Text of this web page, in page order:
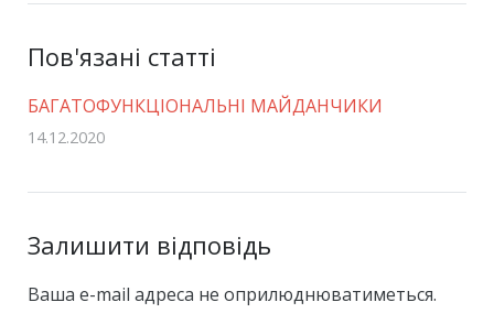
Пов'язані статті
БАГАТОФУНКЦІОНАЛЬНІ МАЙДАНЧИКИ ⠀
14.12.2020
Залишити відповідь
Ваша e-mail адреса не оприлюднюватиметься.